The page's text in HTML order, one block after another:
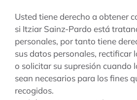
Usted tiene derecho a obtener
si Itziar Sainz-Pardo está
personales, por tanto tiene
sus datos personales, rectificar
o solicitar su supresión cuando
sean necesarios para los fines
recogidos.